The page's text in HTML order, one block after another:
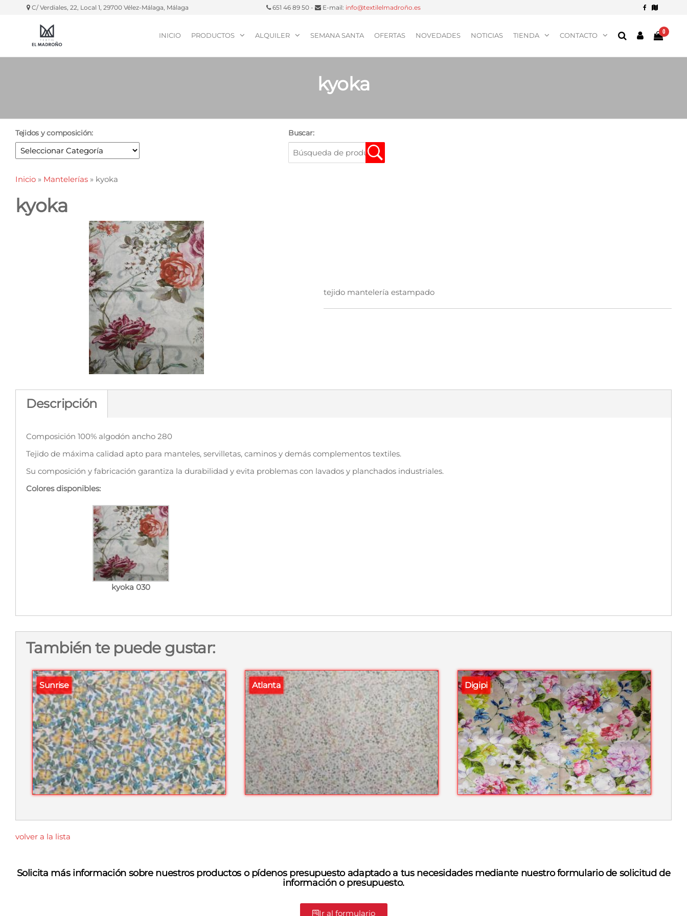
C/ Verdiales, 22, Local 1, 29700 Vélez-Málaga, Málaga 651 46 89 50 - E-mail: info@textilelmadroño.es
Madroño
0
INICIO PRODUCTOS ALQUILER SEMANA SANTA OFERTAS NOVEDADES NOTICIAS TIENDA CONTACTO
kyoka
Tejidos y composición: Buscar:
Inicio » Mantelerías » kyoka
kyoka
tejido mantelería estampado
Descripción
Composición 100% algodón ancho 280
Tejido de máxima calidad apto para manteles, servilletas, caminos y demás complementos textiles.
Su composición y fabricación garantiza la durabilidad y evita problemas con lavados y planchados industriales.
Colores disponibles:
kyoka 030
También te puede gustar:
Sunrise Atlanta Digipi
volver a la lista
Solicita más información sobre nuestros productos o pídenos presupuesto adaptado a tus necesidades mediante nuestro formulario de solicitud de
información o presupuesto.
Ir al formulario